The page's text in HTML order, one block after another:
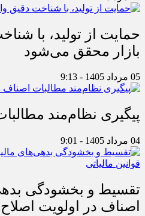
حمایت از تولید، با
بازار محقق می‌شود
05 مرداد 1405 - 9:13
پیگیری نظام‌مند
04 مرداد 1405 - 9:01
تقسیط و بخشودگی
اصناف در اولویت اصلاح